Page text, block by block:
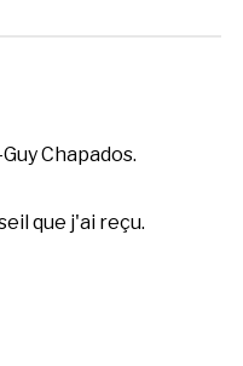
Chapados.
que j'ai reçu.